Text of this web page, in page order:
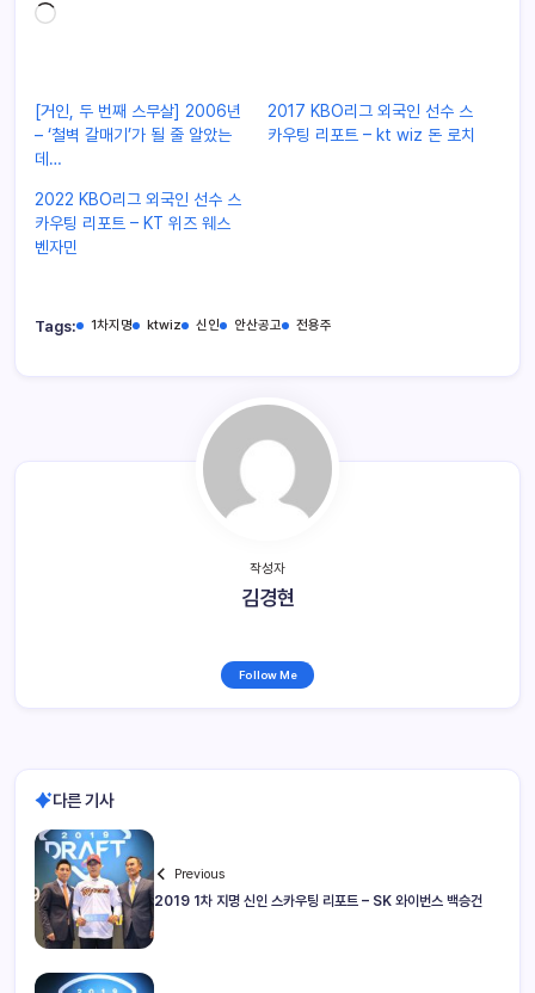
[거인, 두 번째 스무살] 2006년
– ‘철벽 갈매기’가 될 줄 알았는
데…
2017 KBO리그 외국인 선수 스
카우팅 리포트 – kt wiz 돈 로치
2022 KBO리그 외국인 선수 스
카우팅 리포트 – KT 위즈 웨스
벤자민
Tags: 1차지명 ktwiz 신인 안산공고 전용주
작성자
김경현
Follow Me
다른 기사
Previous
2019 1차 지명 신인 스카우팅 리포트 – SK 와이번스 백승건